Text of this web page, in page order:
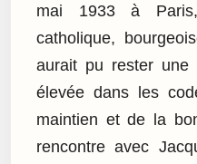
mai 1933 à
catholique,
aurait pu rester une
élevée dans les
maintien et de la
rencontre avec